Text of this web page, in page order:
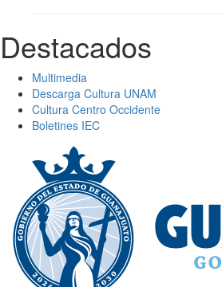
Destacados
Multimedia
Descarga Cultura UNAM
Cultura Centro Occidente
Boletines IEC